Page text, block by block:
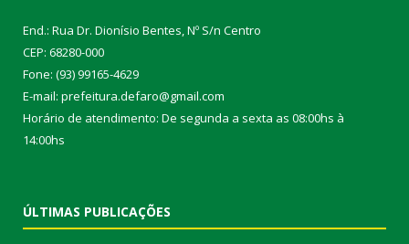
End.: Rua Dr. Dionísio Bentes, Nº S/n Centro
CEP: 68280-000
Fone: (93) 99165-4629
E-mail: prefeitura.defaro@gmail.com
Horário de atendimento: De segunda a sexta as 08:00hs à
14:00hs
ÚLTIMAS PUBLICAÇÕES